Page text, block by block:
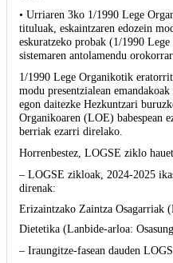
• Urriaren 3ko 1/1990 Lege
tituluak, eskaintzaren edozein
eskuratzeko probak (1/1990
sistemaren antolamendu
1/1990 Lege Organikotik
modu presentzialean
egon daitezke Hezkuntzari
Organikoaren (LOE) babespean
berriak ezarri direlako.
Horrenbestez, LOGSE ziklo
– LOGSE zikloak, 2024-2025
direnak:
Erizaintzako Zaintza Osagarriak
Dietetika (Lanbide-arloa:
– Iraungitze-fasean dauden